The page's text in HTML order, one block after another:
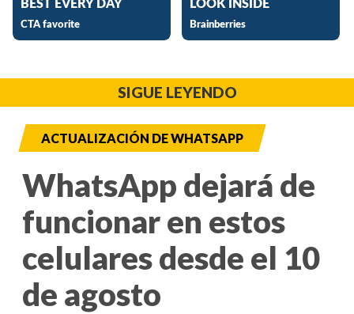
SIGUE LEYENDO
ACTUALIZACIÓN DE WHATSAPP
WhatsApp dejará de
funcionar en estos
celulares desde el 10
de agosto